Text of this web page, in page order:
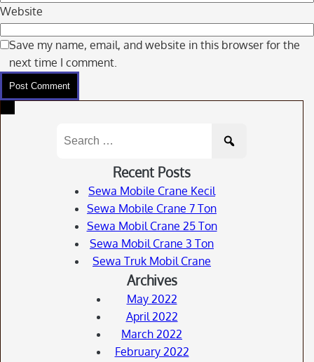
Website
Save my name, email, and website in this browser for the
next time I comment.
for:
Recent Posts
Sewa Mobile Crane Kecil
Sewa Mobile Crane 7 Ton
Sewa Mobil Crane 25 Ton
Sewa Mobil Crane 3 Ton
Sewa Truk Mobil Crane
Archives
May 2022
April 2022
March 2022
February 2022